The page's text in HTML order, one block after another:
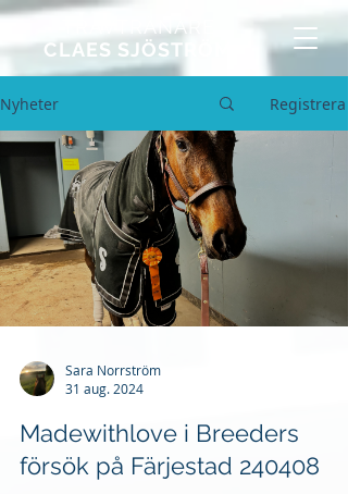
TRAVTRÄNARE
CLAES SJÖSTRÖM
Nyheter Registrera
Sara Norrström
31 aug. 2024
Madewithlove i Breeders
försök på Färjestad 240408